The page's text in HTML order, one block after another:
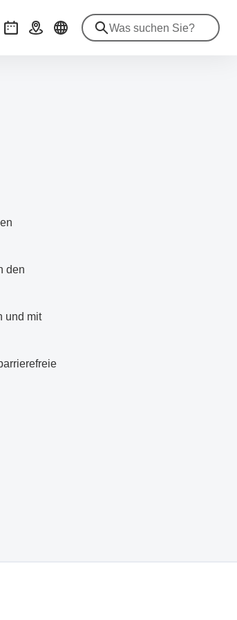
Veranstaltungen
Anreise
den
und mit